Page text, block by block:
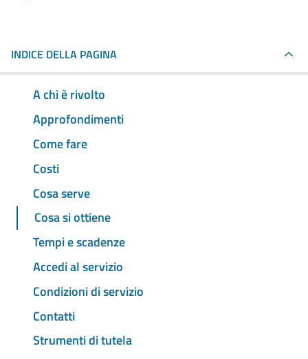
INDICE DELLA PAGINA
A chi è rivolto
Approfondimenti
Come fare
Costi
Cosa serve
Cosa si ottiene
Tempi e scadenze
Accedi al servizio
Condizioni di servizio
Contatti
Strumenti di tutela